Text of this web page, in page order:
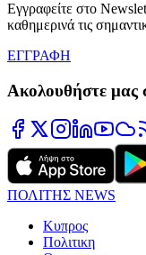
Εγγραφείτε στο
καθημερινά τις
ΕΓΓΡΑΦΗ
Ακολουθήστε μας
ΠΟΛΙΤΗΣ NEWS
Κυπρος
Πολιτικη